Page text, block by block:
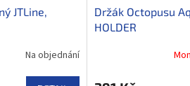
JTLine,
Na objednání
Držák Octopusu
HOLDER